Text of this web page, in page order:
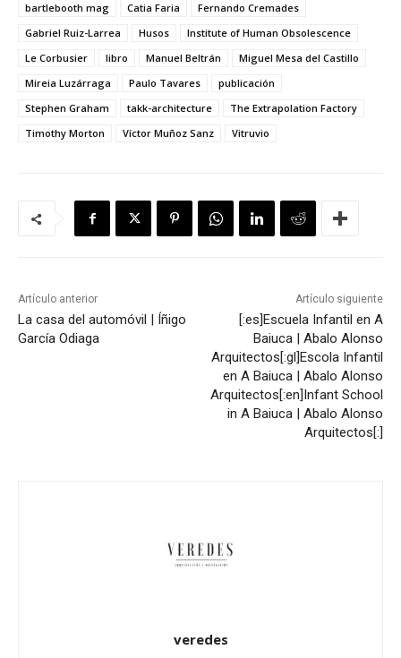
bartlebooth mag
Catia Faria
Fernando Cremades
Gabriel Ruiz-Larrea
Husos
Institute of Human Obsolescence
Le Corbusier
libro Manuel Beltrán
Miguel Mesa del Castillo
Mireia Luzárraga
Paulo Tavares
publicación
Stephen Graham
takk-architecture
The Extrapolation Factory
Timothy Morton
Víctor Muñoz Sanz Vitruvio
Artículo anterior
La casa del automóvil | Íñigo
García Odiaga
Artículo siguiente
[:es]Escuela Infantil en A
Baiuca | Abalo Alonso
Arquitectos[:gl]Escola Infantil
en A Baiuca | Abalo Alonso
Arquitectos[:en]Infant School
in A Baiuca | Abalo Alonso
Arquitectos[:]
veredes